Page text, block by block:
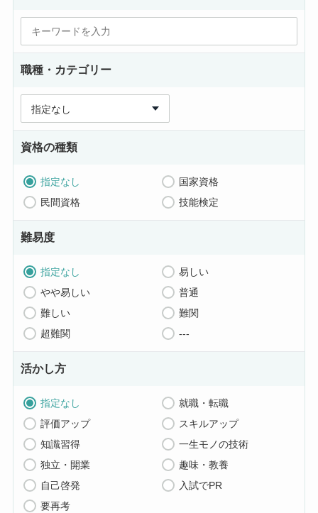
職種・カテゴリー
資格の種類
指定なし
国家資格
民間資格
技能検定
難易度
指定なし
易しい
やや易しい
普通
難しい
難関
超難関
---
活かし方
指定なし
就職・転職
評価アップ
スキルアップ
知識習得
一生モノの技術
独立・開業
趣味・教養
自己啓発
入試でPR
要再考